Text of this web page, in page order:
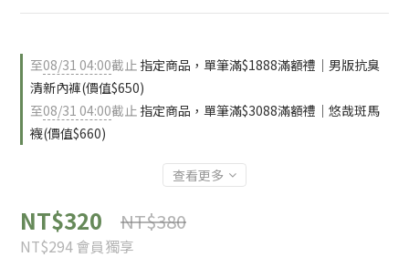
至08/31 04:00截止 指定商品，單筆滿$1888滿額禮｜男版抗臭
清新內褲(價值$650)
至08/31 04:00截止 指定商品，單筆滿$3088滿額禮｜悠哉斑馬
襪(價值$660)
查看更多
NT$320 NT$380
NT$294會員獨享